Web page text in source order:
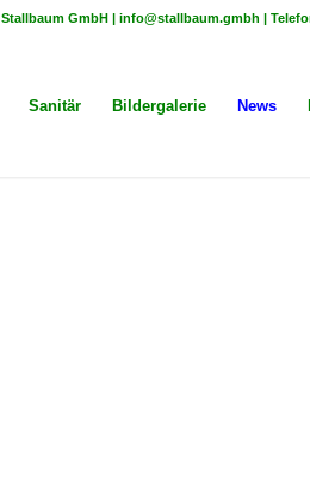
Stallbaum GmbH | info@stallbaum.gmbh |
Sanitär Bildergalerie News